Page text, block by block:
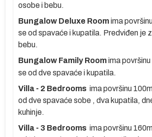
osobe i bebu.
Bungalow Deluxe Roomima
se od spavaće i kupatila. Predviđen je
bebu.
Bungalow Family Roomima
se od dve spavaće i kupatila.
Villa - 2 Bedrooms ima površinu
od dve spavaće sobe , dva kupatila,
kuhinje.
Villa - 3 Bedrooms ima površinu